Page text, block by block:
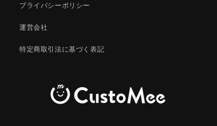
プライバシーポリシー
運営会社
特定商取引法に基づく表記